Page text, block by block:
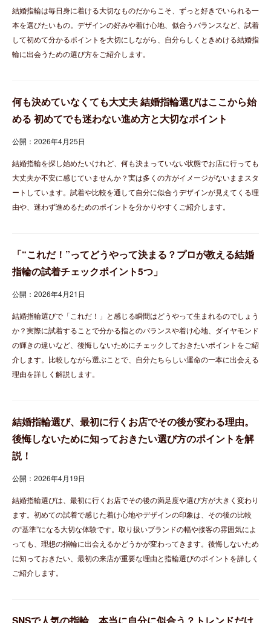
結婚指輪は毎日身に着ける大切なものだからこそ、ずっと好きでいられる一
本を選びたいもの。デザインの好みや着け心地、似合うバランスなど、試着
して初めて分かるポイントを大切にしながら、自分らしくときめける結婚指
輪に出会うための選び方をご紹介します。
何も決めていなくても大丈夫 結婚指輪選びはここから始
める 初めてでも迷わない進め方と大切なポイント
公開：2026年4月25日
結婚指輪を探し始めたいけれど、何も決まっていない状態でお店に行っても
大丈夫か不安に感じていませんか？実は多くの方がイメージがないままスタ
ートしています。試着や比較を通して自分に似合うデザインが見えてくる理
由や、迷わず進めるためのポイントを分かりやすくご紹介します。
「“これだ！”ってどうやって決まる？プロが教える結婚
指輪の試着チェックポイント5つ」
公開：2026年4月21日
結婚指輪選びで「これだ！」と感じる瞬間はどうやって生まれるのでしょう
か？実際に試着することで分かる指とのバランスや着け心地、ダイヤモンド
の輝きの違いなど、後悔しないためにチェックしておきたいポイントをご紹
介します。比較しながら選ぶことで、自分たちらしい運命の一本に出会える
理由を詳しく解説します。
結婚指輪選び、最初に行くお店でその後が変わる理由。
後悔しないために知っておきたい選び方のポイントを解
説！
公開：2026年4月19日
結婚指輪選びは、最初に行くお店でその後の満足度や選び方が大きく変わり
ます。初めての試着で感じた着け心地やデザインの印象は、その後の比較
の“基準”になる大切な体験です。取り扱いブランドの幅や接客の雰囲気によ
っても、理想の指輪に出会えるかどうかが変わってきます。後悔しないため
に知っておきたい、最初の来店が重要な理由と指輪選びのポイントを詳しく
ご紹介します。